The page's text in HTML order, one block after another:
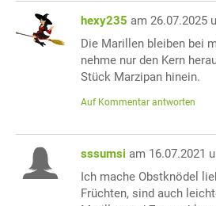
hexy235 am 26.07.2025
Die Marillen bleiben bei
nehme nur den Kern
Stück Marzipan hinein.
Auf Kommentar antworten
sssumsi am 16.07.2021
Ich mache Obstknödel
Früchten, sind auch